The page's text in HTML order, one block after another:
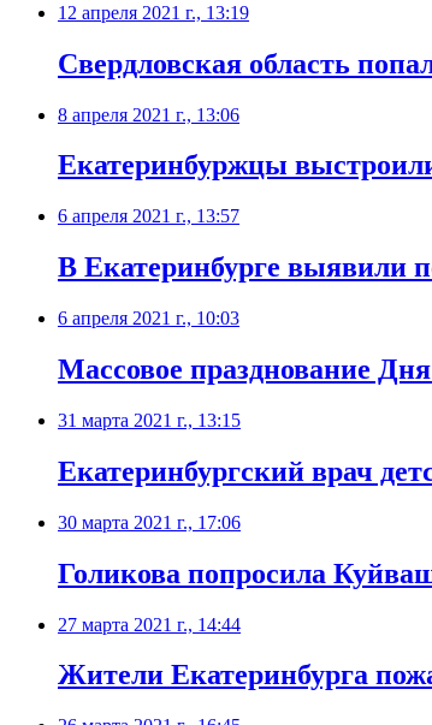
12 апреля 2021 г., 13:19
Свердловская область
8 апреля 2021 г., 13:06
Екатеринбуржцы
6 апреля 2021 г., 13:57
​В Екатеринбурге выявили
6 апреля 2021 г., 10:03
Массовое празднование
31 марта 2021 г., 13:15
​Екатеринбургский врач
30 марта 2021 г., 17:06
Голикова попросила
27 марта 2021 г., 14:44
Жители Екатеринбурга